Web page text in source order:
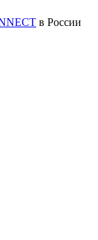
в России